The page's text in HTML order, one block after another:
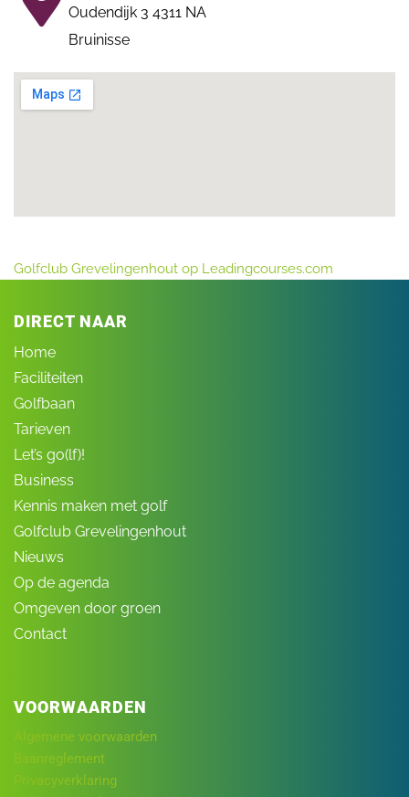
Oudendijk 3 4311 NA
Bruinisse
Golfclub Grevelingenhout op Leadingcourses.com
DIRECT NAAR
Home
Faciliteiten
Golfbaan
Tarieven
Let’s go(lf)!
Business
Kennis maken met golf
Golfclub Grevelingenhout
Nieuws
Op de agenda
Omgeven door groen
Contact
VOORWAARDEN
Algemene voorwaarden
Baanreglement
Privacyverklaring